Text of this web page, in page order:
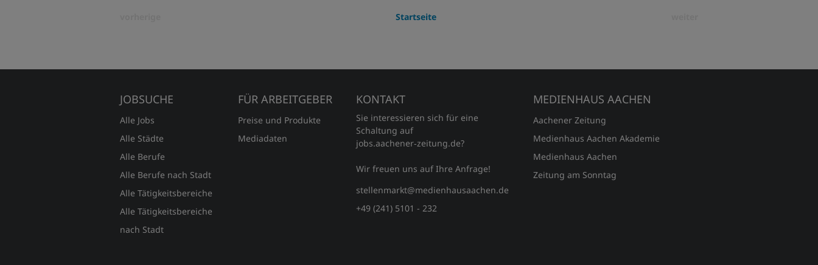
Startseite
JOBSUCHE
Alle Jobs
Alle Städte
Alle Berufe
Alle Berufe nach Stadt
Alle Tätigkeitsbereiche
Alle Tätigkeitsbereiche
nach Stadt
FÜR ARBEITGEBER
Preise und Produkte
Mediadaten
KONTAKT
Sie interessieren sich für eine
Schaltung auf
jobs.aachener‑zeitung.de?
Wir freuen uns auf Ihre Anfrage!
stellenmarkt@medienhausaachen.de
+49 (241) 5101 - 232
MEDIENHAUS AACHEN
Aachener Zeitung
Medienhaus Aachen Akademie
Medienhaus Aachen
Zeitung am Sonntag